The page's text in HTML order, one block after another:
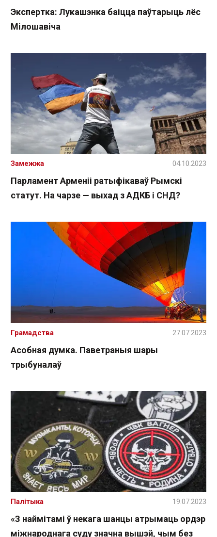
Экспертка: Лукашэнка баіцца паўтарыць лёс
Мілошавіча
Парламент Арменіі ратыфікаваў Рымскі
статут. На чарзе — выхад з АДКБ і СНД?
Замежжа 04.10.2023
Асобная думка. Паветраныя шары
трыбуналаў
Грамадства 27.07.2023
«З наймітамі ў некага шанцы атрымаць ордэр
міжнароднага суду значна вышэй, чым без
Палітыка 19.07.2023